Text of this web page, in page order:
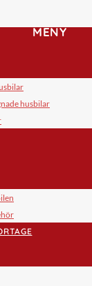
MENY
husbilar